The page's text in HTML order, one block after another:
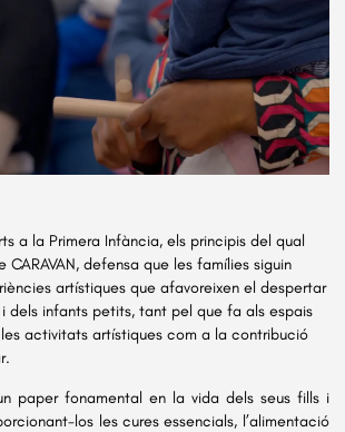
a la Primera Infància, els principis del qual
defensa que les famílies siguin
artístiques que afavoreixen el despertar
dels infants petits, tant pel que fa als espais
activitats artístiques com a la contribució
paper fonamental en la vida dels seus fills i
los les cures essencials, l’alimentació